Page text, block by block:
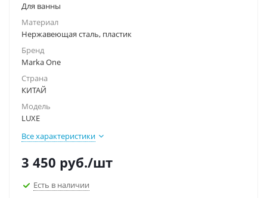
Для ванны
Материал
Нержавеющая сталь, пластик
Бренд
Marka One
Страна
КИТАЙ
Модель
LUXE
Все характеристики
3 450 руб./шт
Есть в наличии